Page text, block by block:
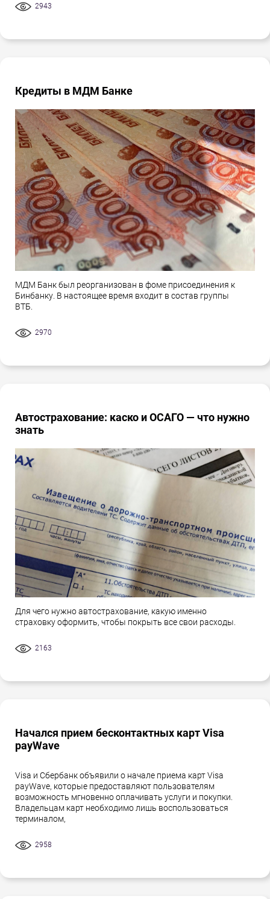
2943
Кредиты в МДМ Банке
МДМ Банк был реорганизован в фоме присоединения к
Бинбанку. В настоящее время входит в состав группы
ВТБ.
2970
Автострахование: каско и ОСАГО — что нужно
знать
Для чего нужно автострахование, какую именно
страховку оформить, чтобы покрыть все свои расходы.
2163
Начался прием бесконтактных карт Visa
payWave
Visa и Сбербанк объявили о начале приема карт Visa
payWave, которые предоставляют пользователям
возможность мгновенно оплачивать услуги и покупки.
Владельцам карт необходимо лишь воспользоваться
терминалом,
2958